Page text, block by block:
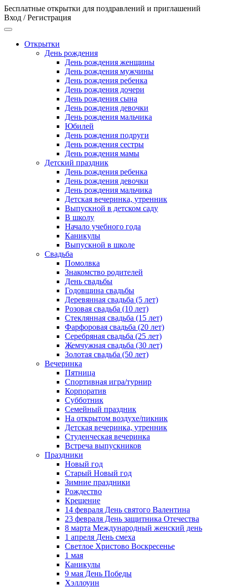
Бесплатные открытки для поздравлений и приглашений
Вход / Регистрация
Открытки
День рождения
День рождения женщины
День рождения мужчины
День рождения ребенка
День рождения дочери
День рождения сына
День рождения девочки
День рождения мальчика
Юбилей
День рождения подруги
День рождения сестры
День рождения мамы
Детский праздник
День рождения ребенка
День рождения девочки
День рождения мальчика
Детская вечеринка, утренник
Выпускной в детском саду
В школу
Начало учебного года
Каникулы
Выпускной в школе
Свадьба
Помолвка
Знакомство родителей
День свадьбы
Годовщина свадьбы
Деревянная свадьба (5 лет)
Розовая свадьба (10 лет)
Стеклянная свадьба (15 лет)
Фарфоровая свадьба (20 лет)
Серебряная свадьба (25 лет)
Жемчужная свадьба (30 лет)
Золотая свадьба (50 лет)
Вечеринка
Пятница
Спортивная игра/турнир
Корпоратив
Субботник
Семейный праздник
На открытом воздухе/пикник
Детская вечеринка, утренник
Студенческая вечеринка
Встреча выпускников
Праздники
Новый год
Старый Новый год
Зимние праздники
Рождество
Крещение
14 февраля День святого Валентина
23 февраля День защитника Отечества
8 марта Международный женский день
1 апреля День смеха
Светлое Христово Воскресенье
1 мая
Каникулы
9 мая День Победы
Хэллоуин